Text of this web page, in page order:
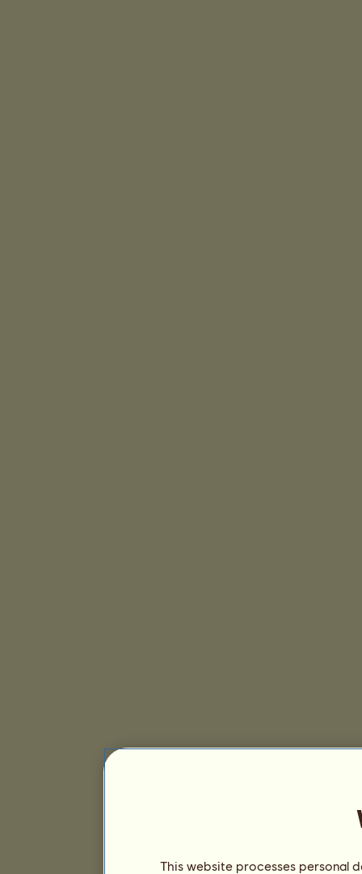
This website processes personal